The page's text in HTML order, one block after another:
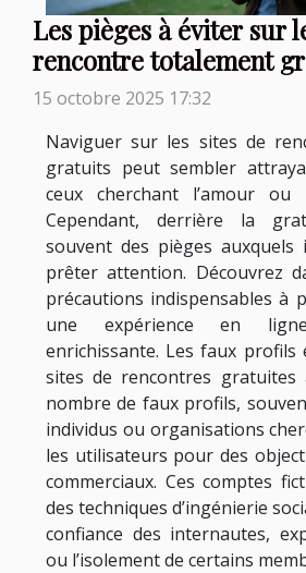
Les pièges à éviter sur
rencontre totalement
15 octobre 2025 17:32
Naviguer sur les sites de
gratuits peut sembler
ceux cherchant l’amour ou
Cependant, derrière la
souvent des pièges auxquels
prêter attention. Découvrez
précautions indispensables à
une expérience en
enrichissante. Les faux profils
sites de rencontres
nombre de faux profils,
individus ou organisations
les utilisateurs pour des
commerciaux. Ces comptes
des techniques d’ingénierie
confiance des internautes,
ou l’isolement de certains